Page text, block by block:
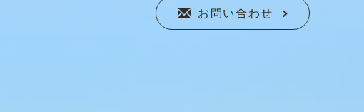
お問い合わせ